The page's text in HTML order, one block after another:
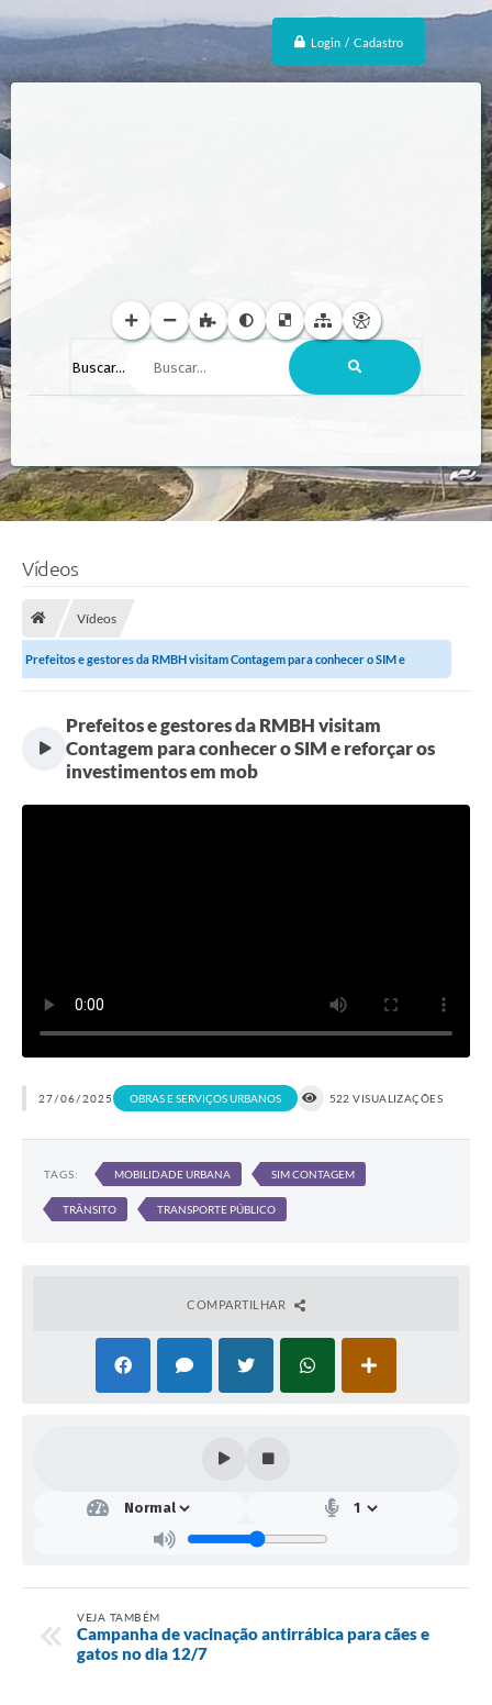
Login / Cadastro
Buscar...
Vídeos
Vídeos
Prefeitos e gestores da RMBH visitam Contagem para conhecer o SIM e
Prefeitos e gestores da RMBH visitam
Contagem para conhecer o SIM e reforçar os
investimentos em mob
27/06/2025 OBRAS E SERVIÇOS URBANOS 522 VISUALIZAÇÕES
TAGS: MOBILIDADE URBANA SIM CONTAGEM
TRÂNSITO TRANSPORTE PÚBLICO
COMPARTILHAR
VEJA TAMBÉM
Campanha de vacinação antirrábica para cães e
gatos no dia 12/7